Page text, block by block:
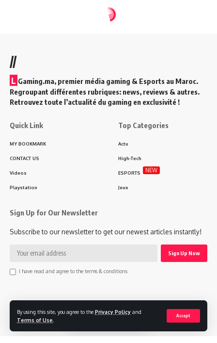
By using this site, you agree to the Privacy Policy and
Terms of Use
Accept
//
L Gaming.ma, premier média gaming & Esports au Maroc.
Regroupant différentes rubriques: news, reviews & autres.
Retrouvez toute l’actualité du gaming en exclusivité !
Quick Link
MY BOOKMARK
CONTACT US
Videos
Playstation
Top Categories
Actu
High-Tech
ESPORTS NEW
Jeux
Sign Up for Our Newsletter
Subscribe to our newsletter to get our newest articles instantly!
I have read and agree to the terms & conditions
Follow US